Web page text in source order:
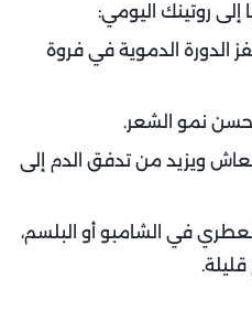
روتينك اليومي:
الدورة الدموية في فروة
نمو الشعر.
ويزيد من تدفق الدم إلى
في الشامبو أو البلسم،